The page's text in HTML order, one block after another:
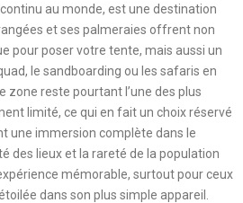
au monde, est une destination
et ses palmeraies offrent non
pour poser votre tente, mais aussi un
le sandboarding ou les safaris en
zone reste pourtant l’une des plus
limité, ce qui en fait un choix réservé
une immersion complète dans le
des lieux et la rareté de la population
mémorable, surtout pour ceux
dans son plus simple appareil.